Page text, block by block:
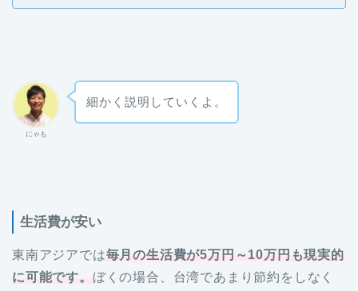
にゃも
細かく説明していくよ。
生活費が安い
東南アジアでは毎月の生活費が5万円～10万円も現実的
に可能です。 ぼくの場合、台湾であまり節約をしなく